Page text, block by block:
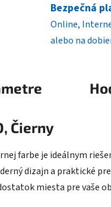
Bezpečná
Online,
alebo na
Čierny
farbe je ideálnym
dizajn a praktické
miesta pre vaše